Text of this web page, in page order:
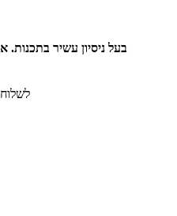
בעל ניסיון עשיר